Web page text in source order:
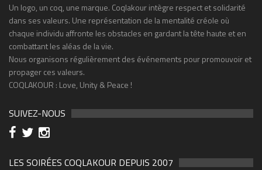
Un logo, un coq, une marque. Coqlakour intègre respect et solidarité
dans ses valeurs. Une représentation de la mentalité créole où
chaque individu affronte les obstacles en gardant la tête haute et en
combattant les aléas de la vie.
Nous organisons régulièrement des événements pour promouvoir et
propager ces valeurs.
COQLAKOUR : Love, Unity & Peace !
SUIVEZ-NOUS
LES SOIRÉES COQLAKOUR DEPUIS 2007